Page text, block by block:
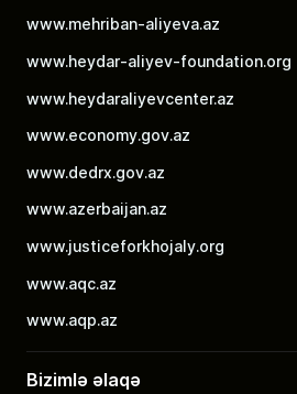
www.mehriban-aliyeva.az
www.heydar-aliyev-foundation.org
www.heydaraliyevcenter.az
www.economy.gov.az
www.dedrx.gov.az
www.azerbaijan.az
www.justiceforkhojaly.org
www.aqc.az
www.aqp.az
Bizimlə əlaqə